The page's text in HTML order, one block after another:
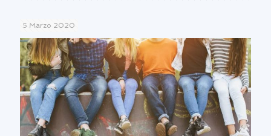
5 Marzo 2020